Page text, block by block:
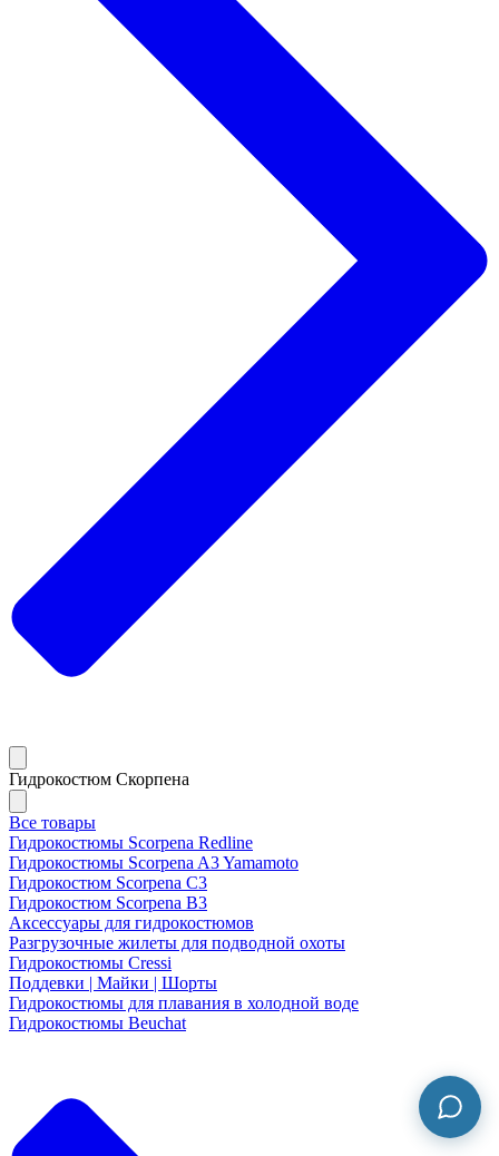
Гидрокостюм Скорпена
Все товары
Гидрокостюмы Scorpena Redline
Гидрокостюмы Scorpena A3 Yamamoto
Гидрокостюм Scorpena C3
Гидрокостюм Scorpena B3
Аксессуары для гидрокостюмов
Разгрузочные жилеты для подводной охоты
Гидрокостюмы Cressi
Поддевки | Майки | Шорты
Гидрокостюмы для плавания в холодной воде
Гидрокостюмы Beuchat